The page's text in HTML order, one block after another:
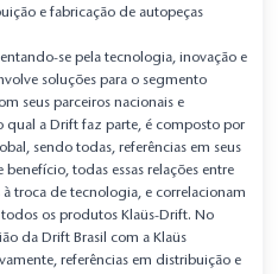
e fabricação de autopeças
se pela tecnologia, inovação e
soluções para o segmento
seus parceiros nacionais e
qual a Drift faz parte, é composto por
sendo todas, referências em seus
todas essas relações entre
troca de tecnologia, e correlacionam
os produtos Klaüs-Drift. No
da Drift Brasil com a Klaüs
referências em distribuição e